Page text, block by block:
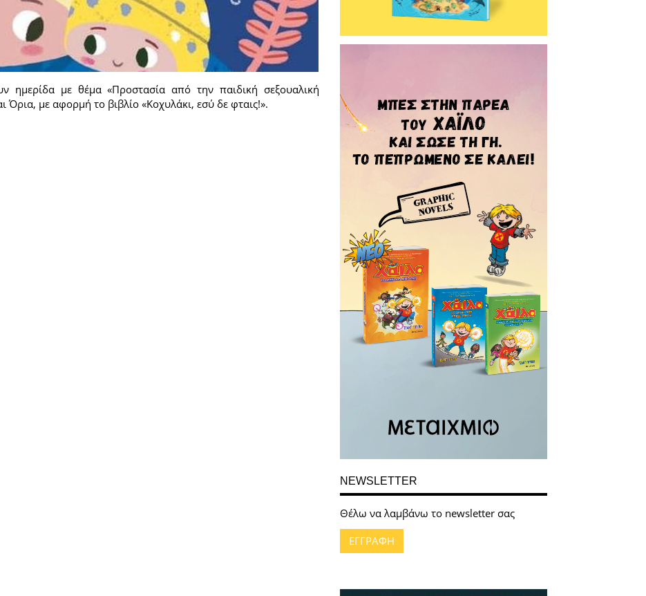
ημερίδα με θέμα «Προστασία από την παιδική σεξουαλική
Όρια, με αφορμή το βιβλίο «Κοχυλάκι, εσύ δε φταις!».
NEWSLETTER
Θέλω να λαμβάνω το newsletter σας
ΕΓΓΡΑΦΗ